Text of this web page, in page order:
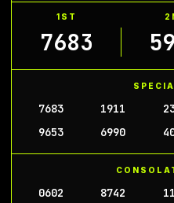
1ST
7683
7683 1911
9653
6990
0602 8742